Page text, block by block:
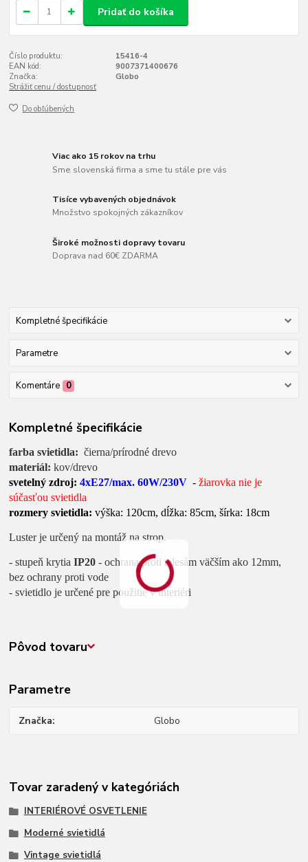
Pridať do košíka
Číslo produktu:
15416-4
EAN kód:
9007371400676
Značka:
Globo
Strážiť cenu / dostupnosť
Do obľúbených
Viac ako 15 rokov na trhu
Sme slovenská firma a sme tu stále pre vás
Tisíce vybavených objednávok
Množstvo spokojných zákazníkov
Široké možnosti dopravy tovaru
Doprava nad 60€ ZDARMA
Kompletné špecifikácie
Parametre
Komentáre 0
Kompletné špecifikácie
farba svietidla: čierna/prírodné drevo
materiál: kov/drevo
svetelný zdroj:4xE27/max. 60W/230V -žiarovka nie je
súčasťou svietidla
rozmery svietidla: výška: 120cm, dĺžka: 85cm, šírka: 18cm
Luster je určený na montáž na strop.
- stupeň krytiaIP20 - ochrana proti telesám väčším ako 12mm,
bez ochrany proti vode
- svietidlo je určené pre použitie v interiéri
Pôvod tovaru
Parametre
Značka Globo
Tovar zaradený v kategóriách
INTERIÉROVÉ OSVETLENIE
Moderné svietidlá
Vintage svietidlá